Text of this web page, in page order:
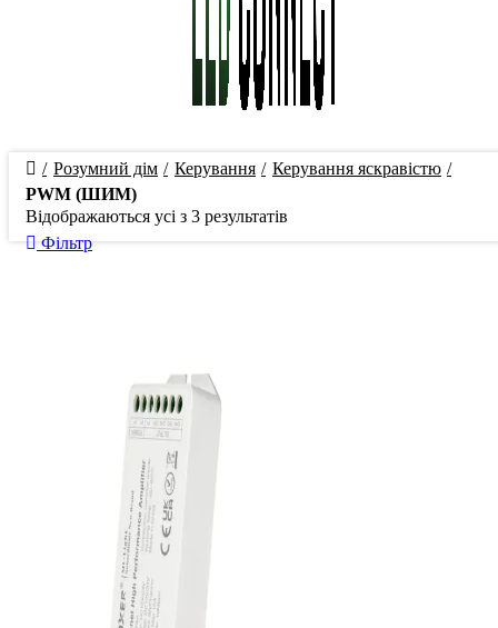
Розумний дім Керування
Керування яскравістю
PWM (ШИМ)
Відображаються усі з 3 результатів
Фільтр